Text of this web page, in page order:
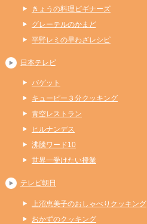
きょうの料理ビギナーズ
グレーテルのかまど
平野レミの早わざレシピ
日本テレビ
バゲット
キューピー３分クッキング
青空レストラン
ヒルナンデス
沸騰ワード10
世界一受けたい授業
テレビ朝日
上沼恵美子のおしゃべりクッキング
おかずのクッキング